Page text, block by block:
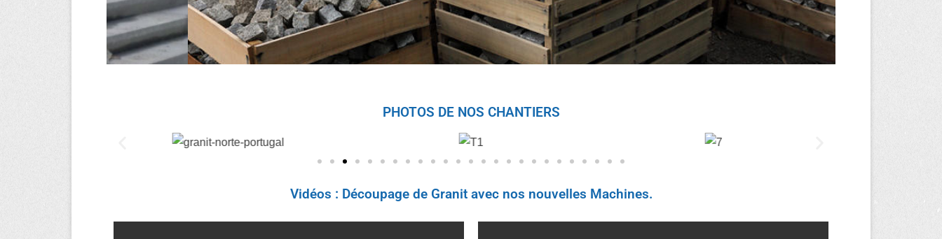
PHOTOS DE NOS CHANTIERS
Vidéos : Découpage de Granit avec nos nouvelles Machines.